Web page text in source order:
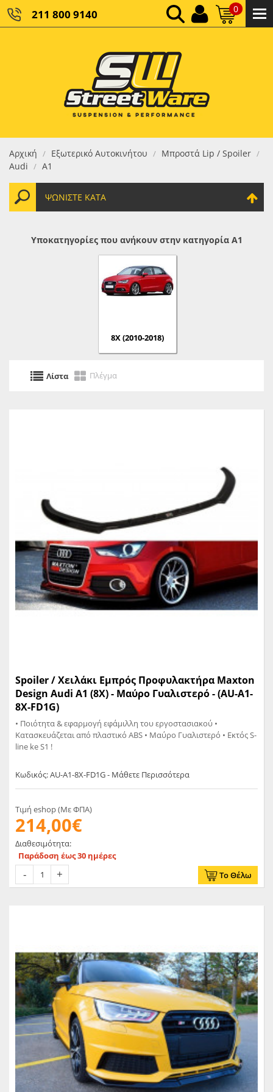
211 800 9140 0
ΚΑΘΑΡΌ ΣΎΝΟΛΟ:
ΤΕΛΙΚΌ ΣΎΝΟΛΟ:0,00 €
Αρχική / Εξωτερικό Αυτοκινήτου / Μπροστά Lip / Spoiler /
Audi / A1
ΨΩΝΊΣΤΕ ΚΑΤΆ
Υποκατηγορίες που ανήκουν στην κατηγορία A1
8X (2010-2018)
Λίστα Πλέγμα
Spoiler / Χειλάκι Εμπρός Προφυλακτήρα Maxton
Design Audi A1 (8X) - Μαύρο Γυαλιστερό - (AU-A1-
8X-FD1G)
• Ποιότητα & εφαρμογή εφάμιλλη του εργοστασιακού •
Κατασκευάζεται από πλαστικό ABS • Μαύρο Γυαλιστερό • Eκτός S-
line ke S1 !
Κωδικός: AU-A1-8X-FD1G - Μάθετε Περισσότερα
Τιμή eshop (Με ΦΠΑ)
214,00€
Διαθεσιμότητα:
Παράδοση έως 30 ημέρες
Το Θέλω